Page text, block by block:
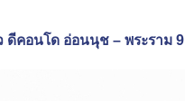
ดีคอนโด อ่อนนุช – พระราม 9